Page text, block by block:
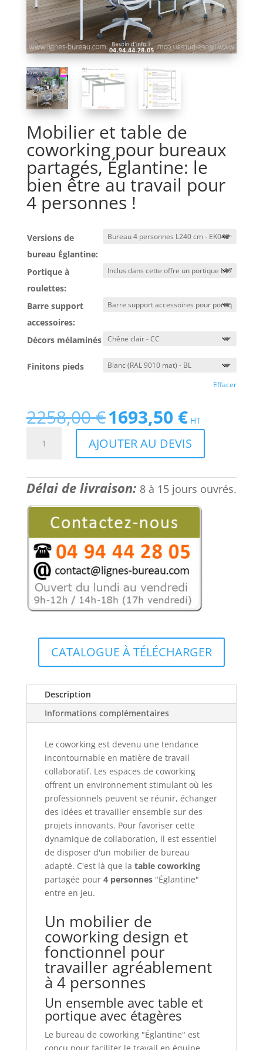
Mobilier et table de
coworking pour bureaux
partagés, Églantine: le
bien être au travail pour
4 personnes !
Versions de
bureau Églantine:
Portique à
roulettes:
Barre support
accessoires:
Décors mélaminés
Finitons pieds
Effacer
2258,00€ Le
prix
initial
était :
1693,50 €Le
prix
actuel
est :
HT
table
coworking
bureaux
partagés,
Églantine:
bien
être
travail
AJOUTER AU DEVIS
Délai de livraison: 8 à 15 jours ouvrés.
CATALOGUE À TÉLÉCHARGER
Description
Informations complémentaires
Le coworking est devenu une tendance
incontournable en matière de travail
collaboratif. Les espaces de coworking
offrent un environnement stimulant où les
professionnels peuvent se réunir, échanger
des idées et travailler ensemble sur des
projets innovants. Pour favoriser cette
dynamique de collaboration, il est essentiel
de disposer d'un mobilier de bureau
adapté. C'est là que la table coworking
partagée pour 4 personnes"Églantine"
entre en jeu.
Un mobilier de
coworking design et
fonctionnel pour
travailler agréablement
à 4 personnes
Un ensemble avec table et
portique avec étagères
Le bureau de coworking "Églantine" est